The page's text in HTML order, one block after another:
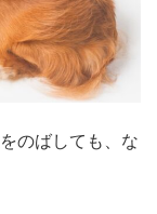
のばしても、な